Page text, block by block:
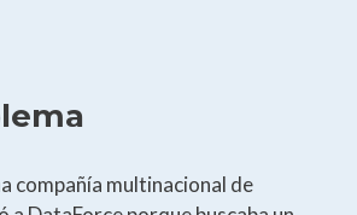
compañía multinacional de